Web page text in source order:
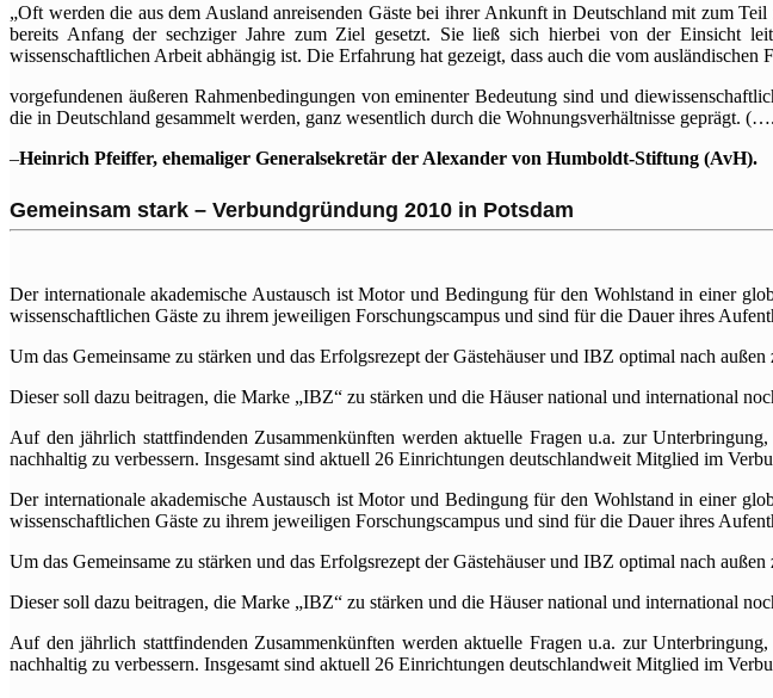
„Oft werden die aus dem Ausland anreisenden Gäste bei ihrer Ankunft in Deutschland mit zum
bereits Anfang der sechziger Jahre zum Ziel gesetzt. Sie ließ sich hierbei von der Einsicht
wissenschaftlichen Arbeit abhängig ist. Die Erfahrung hat gezeigt, dass auch die vom ausländischen
vorgefundenen äußeren Rahmenbedingungen von eminenter Bedeutung sind und
die in Deutschland gesammelt werden, ganz wesentlich durch die Wohnungsverhältnisse geprägt.
–Heinrich Pfeiffer, ehemaliger Generalsekretär der Alexander von Humboldt-Stiftung (AvH).
Gemeinsam stark – Verbundgründung 2010 in Potsdam
Der internationale akademische Austausch ist Motor und Bedingung für den Wohlstand in einer
wissenschaftlichen Gäste zu ihrem jeweiligen Forschungscampus und sind für die Dauer ihres
Um das Gemeinsame zu stärken und das Erfolgsrezept der Gästehäuser und IBZ optimal nach
Dieser soll dazu beitragen, die Marke „IBZ“ zu stärken und die Häuser national und international
Auf den jährlich stattfindenden Zusammenkünften werden aktuelle Fragen u.a. zur
nachhaltig zu verbessern. Insgesamt sind aktuell 26 Einrichtungen deutschlandweit Mitglied im
Der internationale akademische Austausch ist Motor und Bedingung für den Wohlstand in einer
wissenschaftlichen Gäste zu ihrem jeweiligen Forschungscampus und sind für die Dauer ihres
Um das Gemeinsame zu stärken und das Erfolgsrezept der Gästehäuser und IBZ optimal nach
Dieser soll dazu beitragen, die Marke „IBZ“ zu stärken und die Häuser national und international
Auf den jährlich stattfindenden Zusammenkünften werden aktuelle Fragen u.a. zur
nachhaltig zu verbessern. Insgesamt sind aktuell 26 Einrichtungen deutschlandweit Mitglied im